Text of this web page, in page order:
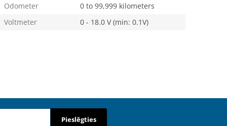
Odometer
0 to 99,999 kilometers
Voltmeter
0 - 18.0 V (min: 0.1V)
Pieslēgties